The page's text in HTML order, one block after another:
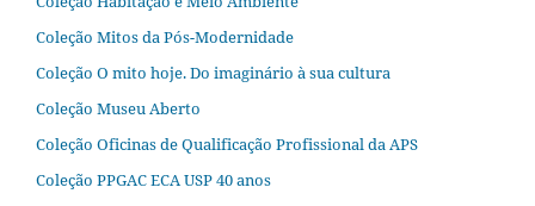
Coleção Mitos da Pós-Modernidade
Coleção O mito hoje. Do imaginário à sua cultura
Coleção Museu Aberto
Coleção Oficinas de Qualificação Profissional da APS
Coleção PPGAC ECA USP 40 anos